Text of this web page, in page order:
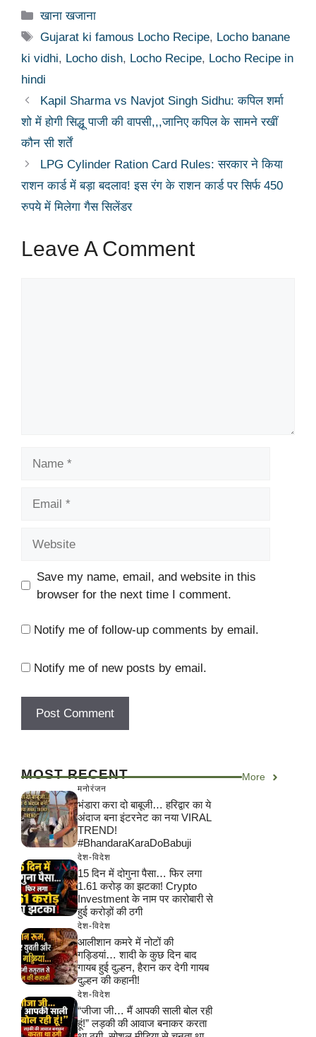
Categories
खाना खजाना
Tags
Gujarat ki famous Locho Recipe, Locho banane
ki vidhi, Locho dish, Locho Recipe, Locho Recipe in
hindi
Kapil Sharma vs Navjot Singh Sidhu: कपिल शर्मा
शो में होगी सिद्धू पाजी की वापसी,,,जानिए कपिल के सामने रखीं
कौन सी शर्तें
LPG Cylinder Ration Card Rules: सरकार ने किया
राशन कार्ड में बड़ा बदलाव! इस रंग के राशन कार्ड पर सिर्फ 450
रुपये में मिलेगा गैस सिलेंडर
Leave A Comment
Save my name, email, and website in this
browser for the next time I comment.
Notify me of follow-up comments by email.
Notify me of new posts by email.
MOST RECENT More
मनोरंजन
भंडारा करा दो बाबूजी… हरिद्वार का ये
अंदाज बना इंटरनेट का नया VIRAL
TREND!
#BhandaraKaraDoBabuji
देश-विदेश
15 दिन में दोगुना पैसा… फिर लगा
1.61 करोड़ का झटका! Crypto
Investment के नाम पर कारोबारी से
हुई करोड़ों की ठगी
देश-विदेश
आलीशान कमरे में नोटों की
गड्डियां… शादी के कुछ दिन बाद
गायब हुई दुल्हन, हैरान कर देगी गायब
दुल्हन की कहानी!
देश-विदेश
“जीजा जी… मैं आपकी साली बोल रही
हूं!” लड़की की आवाज बनाकर करता